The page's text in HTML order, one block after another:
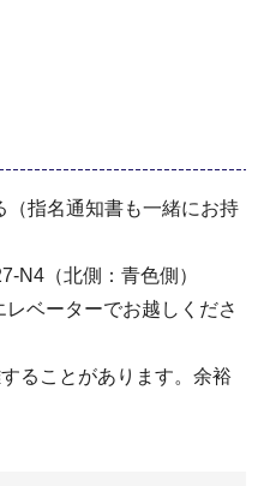
（指名通知書も⼀緒にお持
N4（北側：青色側）
ベーターでお越しくださ
ることがあります。余裕